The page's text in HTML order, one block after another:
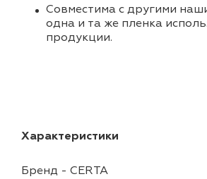
Совместима с другими
одна и та же пленка
продукции.
Характеристики
Бренд - CERTA